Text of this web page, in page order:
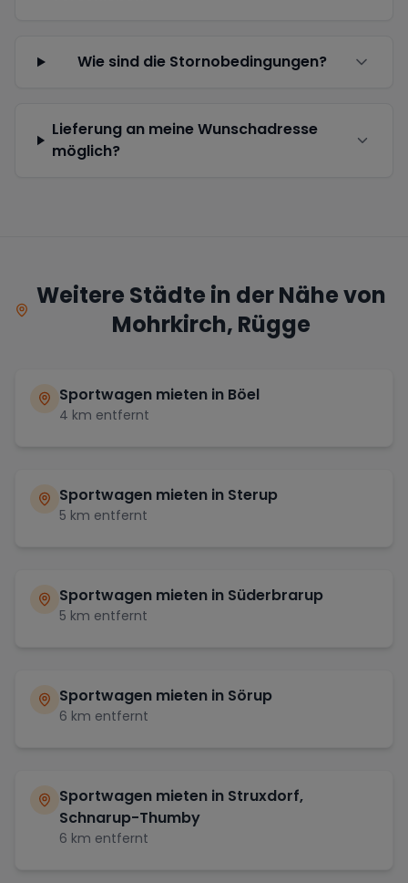
Wie sind die Stornobedingungen?
Lieferung an meine Wunschadresse
möglich?
Weitere Städte in der Nähe von
Mohrkirch, Rügge
Sportwagen mieten in Böel
4 km entfernt
Sportwagen mieten in Sterup
5 km entfernt
Sportwagen mieten in Süderbrarup
5 km entfernt
Sportwagen mieten in Sörup
6 km entfernt
Sportwagen mieten in Struxdorf,
Schnarup-Thumby
6 km entfernt